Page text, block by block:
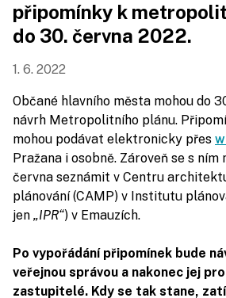
připomínky k
do 30. června 2022.
1. 6. 2022
Občané hlavního města mohou do
návrh Metropolitního plánu.
mohou podávat elektronicky přes
Pražana i osobně. Zároveň se s ním
června seznámit v Centru
plánování (CAMP) v Institutu
jen „IPR“) v Emauzích.
Po vypořádání připomínek bude
veřejnou správou a nakonec jej
zastupitelé. Kdy se tak stane,